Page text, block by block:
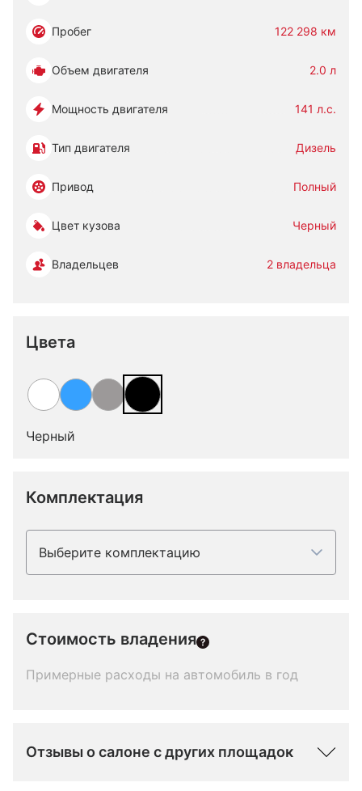
Пробег 122 298 км
Объем двигателя 2.0 л
Мощность двигателя 141 л.с.
Тип двигателя Дизель
Привод Полный
Цвет кузова Черный
Владельцев 2 владельца
Цвета
Черный
Комплектация
Выберите комплектацию
Стоимость владения
Примерные расходы на автомобиль в год
Отзывы о салоне с других площадок